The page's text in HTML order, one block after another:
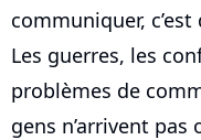
communiquer,
Les guerres, les
problèmes de
gens n’arrivent pas